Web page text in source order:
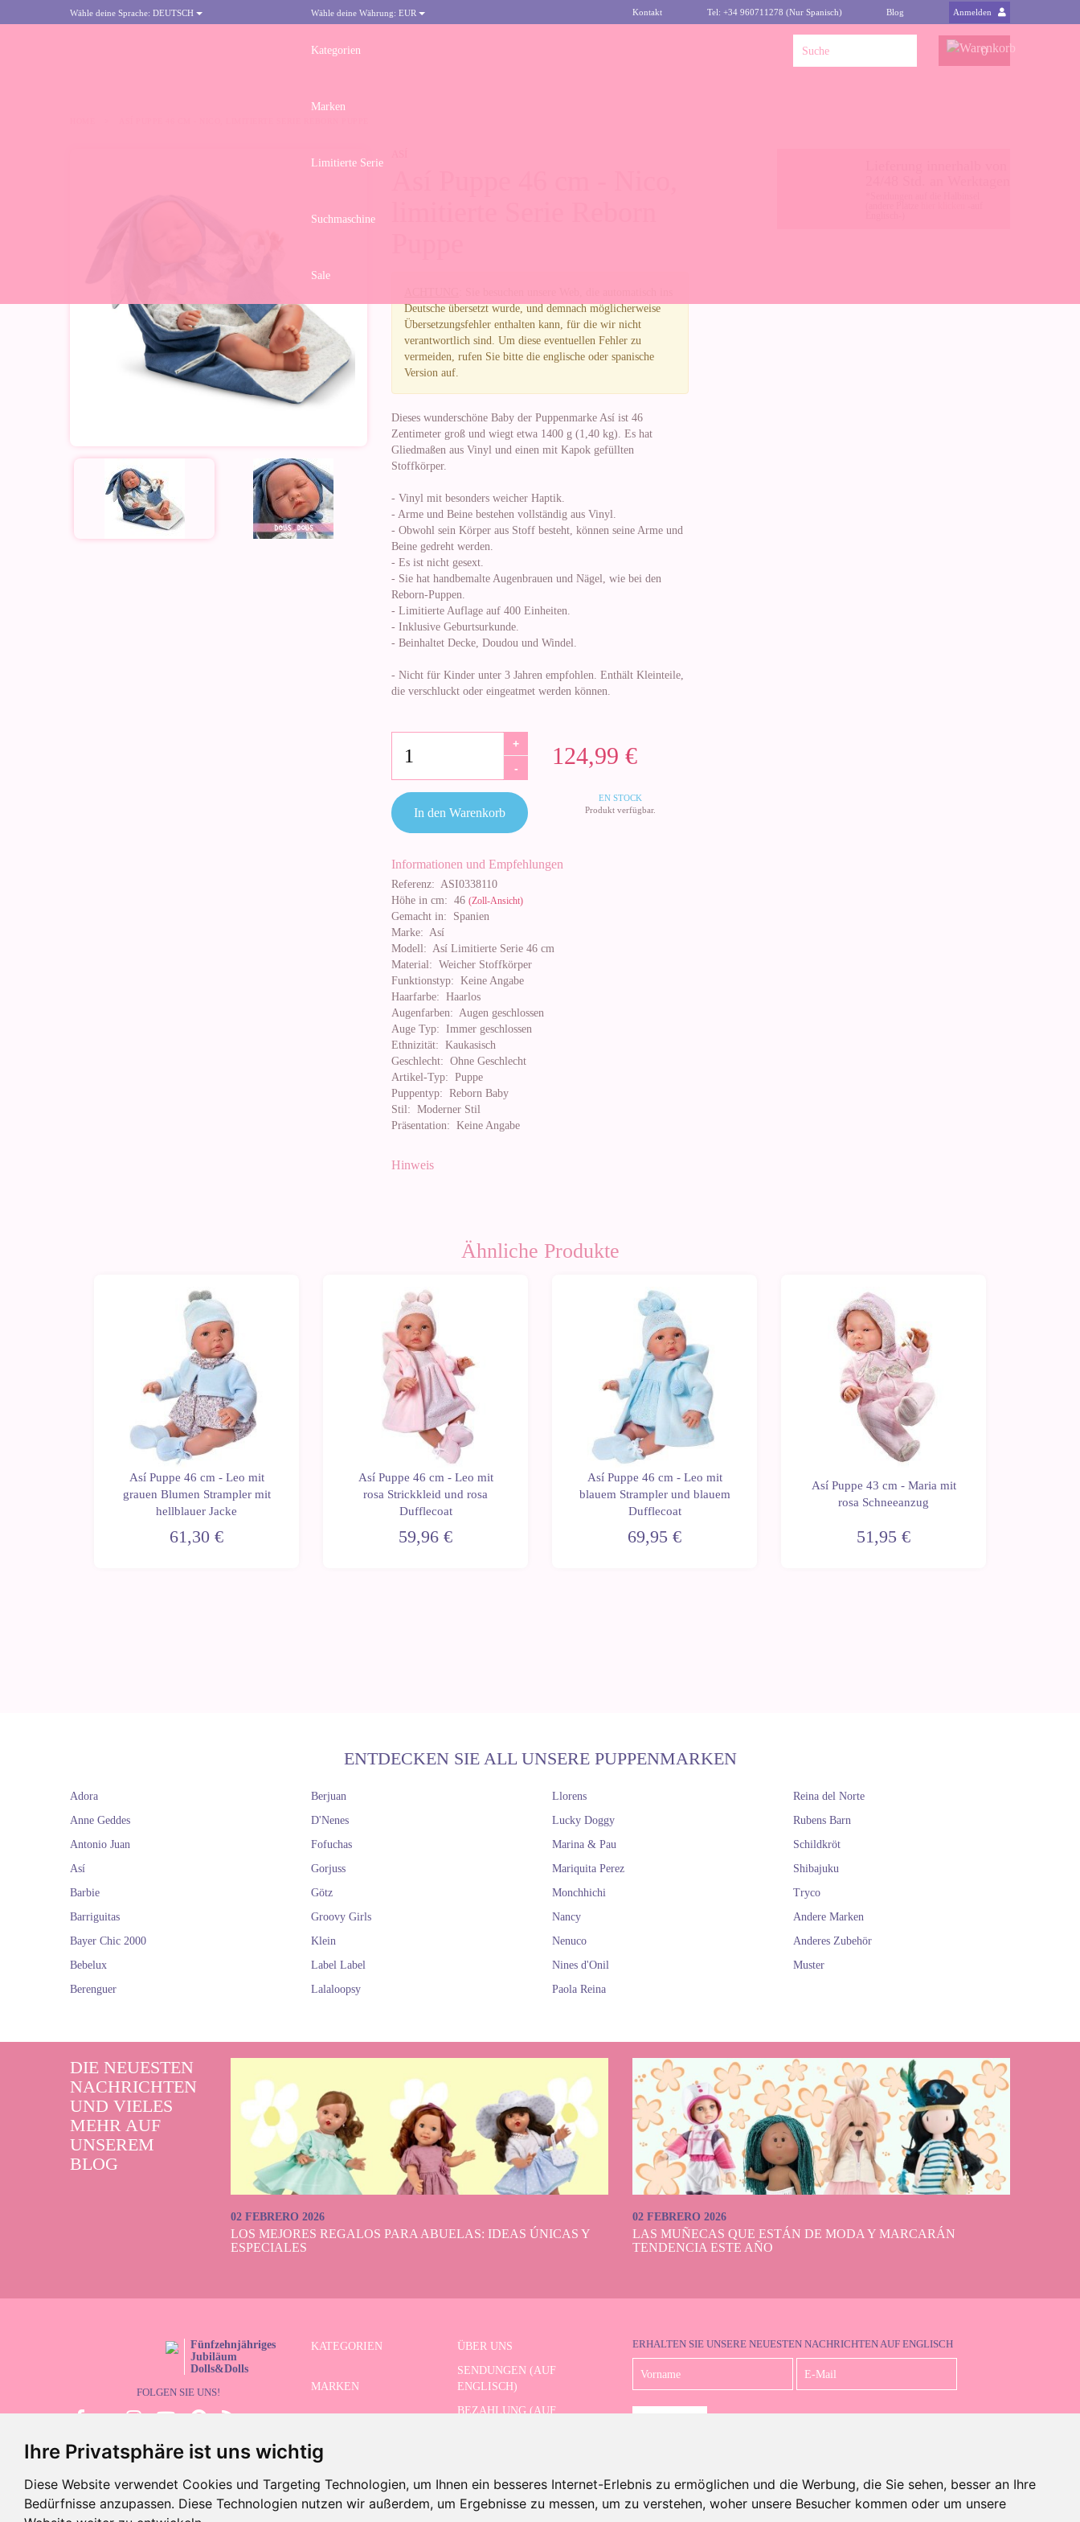
Ihre Privatsphäre ist uns wichtig
Diese Website verwendet Cookies und Targeting Technologien, um Ihnen ein besseres Internet-Erlebnis zu ermöglichen und die Werbung, die Sie sehen, besser an Ihre
Bedürfnisse anzupassen. Diese Technologien nutzen wir außerdem, um Ergebnisse zu messen, um zu verstehen, woher unsere Besucher kommen oder um unsere
Wähle deine Sprache: DEUTSCH Wähle deine Währung: EUR Kontakt Tel: +34 960711278 (Nur Spanisch) Blog Anmelden
Kategorien
Marken
Limitierte Serie
Suchmaschine
Sale
0
Deutsche übersetzt wurde, und demnach möglicherweise
Übersetzungsfehler enthalten kann, für die wir nicht
verantwortlich sind. Um diese eventuellen Fehler zu
vermeiden, rufen Sie bitte die englische oder spanische
Version auf.
Dieses wunderschöne Baby der Puppenmarke Así ist 46
Zentimeter groß und wiegt etwa 1400 g (1,40 kg). Es hat
Gliedmaßen aus Vinyl und einen mit Kapok gefüllten
Stoffkörper.
- Vinyl mit besonders weicher Haptik.
- Arme und Beine bestehen vollständig aus Vinyl.
- Obwohl sein Körper aus Stoff besteht, können seine Arme und
Beine gedreht werden.
- Es ist nicht gesext.
- Sie hat handbemalte Augenbrauen und Nägel, wie bei den
Reborn-Puppen.
- Limitierte Auflage auf 400 Einheiten.
- Inklusive Geburtsurkunde.
- Beinhaltet Decke, Doudou und Windel.
- Nicht für Kinder unter 3 Jahren empfohlen. Enthält Kleinteile,
die verschluckt oder eingeatmet werden können.
124,99 €
+
-
EN STOCK
Produkt verfügbar.
In den Warenkorb
Informationen und Empfehlungen
Referenz: ASI0338110
Höhe in cm: 46 (Zoll-Ansicht)
Gemacht in: Spanien
Marke: Así
Modell: Así Limitierte Serie 46 cm
Material: Weicher Stoffkörper
Funktionstyp: Keine Angabe
Haarfarbe: Haarlos
Augenfarben: Augen geschlossen
Auge Typ: Immer geschlossen
Ethnizität: Kaukasisch
Geschlecht: Ohne Geschlecht
Artikel-Typ: Puppe
Puppentyp: Reborn Baby
Stil: Moderner Stil
Präsentation: Keine Angabe
Hinweis
Ähnliche Produkte
Así Puppe 46 cm - Leo mit
grauen Blumen Strampler mit
hellblauer Jacke
61,30 €
Así Puppe 46 cm - Leo mit
rosa Strickkleid und rosa
Dufflecoat
59,96 €
Así Puppe 46 cm - Leo mit
blauem Strampler und blauem
Dufflecoat
69,95 €
Así Puppe 43 cm - Maria mit
rosa Schneeanzug
51,95 €
ENTDECKEN SIE ALL UNSERE PUPPENMARKEN
Adora
Anne Geddes
Antonio Juan
Así
Barbie
Barriguitas
Bayer Chic 2000
Bebelux
Berenguer
Berjuan
D'Nenes
Fofuchas
Gorjuss
Götz
Groovy Girls
Klein
Label Label
Lalaloopsy
Llorens
Lucky Doggy
Marina & Pau
Mariquita Perez
Monchhichi
Nancy
Nenuco
Nines d'Onil
Paola Reina
Reina del Norte
Rubens Barn
Schildkröt
Shibajuku
Tryco
Andere Marken
Anderes Zubehör
Muster
DIE NEUESTEN
NACHRICHTEN
UND VIELES
MEHR AUF
UNSEREM
BLOG
02 FEBRERO 2026
LOS MEJORES REGALOS PARA ABUELAS: IDEAS ÚNICAS Y
ESPECIALES
02 FEBRERO 2026
LAS MUÑECAS QUE ESTÁN DE MODA Y MARCARÁN
TENDENCIA ESTE AÑO
Fünfzehnjähriges
Jubiläum
Dolls&Dolls
FOLGEN SIE UNS!
KATEGORIEN ÜBER UNS
MARKEN
SENDUNGEN (AUF
ENGLISCH)
BEZAHLUNG (AUF
ERWEITERTE SUCHE
SCHLUSSVERKAUF
KONTAKT
ERHALTEN SIE UNSERE NEUESTEN NACHRICHTEN AUF ENGLISCH